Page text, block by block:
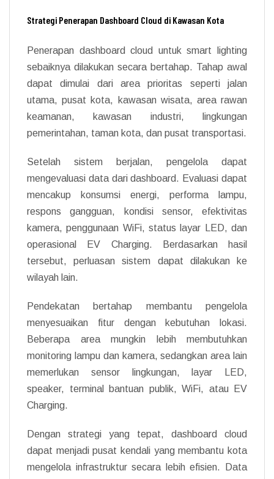
Strategi Penerapan Dashboard Cloud di Kawasan Kota
Penerapan dashboard cloud untuk smart lighting
sebaiknya dilakukan secara bertahap. Tahap awal
dapat dimulai dari area prioritas seperti jalan
utama, pusat kota, kawasan wisata, area rawan
keamanan, kawasan industri, lingkungan
pemerintahan, taman kota, dan pusat transportasi.
Setelah sistem berjalan, pengelola dapat
mengevaluasi data dari dashboard. Evaluasi dapat
mencakup konsumsi energi, performa lampu,
respons gangguan, kondisi sensor, efektivitas
kamera, penggunaan WiFi, status layar LED, dan
operasional EV Charging. Berdasarkan hasil
tersebut, perluasan sistem dapat dilakukan ke
wilayah lain.
Pendekatan bertahap membantu pengelola
menyesuaikan fitur dengan kebutuhan lokasi.
Beberapa area mungkin lebih membutuhkan
monitoring lampu dan kamera, sedangkan area lain
memerlukan sensor lingkungan, layar LED,
speaker, terminal bantuan publik, WiFi, atau EV
Charging.
Dengan strategi yang tepat, dashboard cloud
dapat menjadi pusat kendali yang membantu kota
mengelola infrastruktur secara lebih efisien. Data